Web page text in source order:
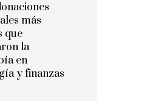
más
que
la
en
y finanzas